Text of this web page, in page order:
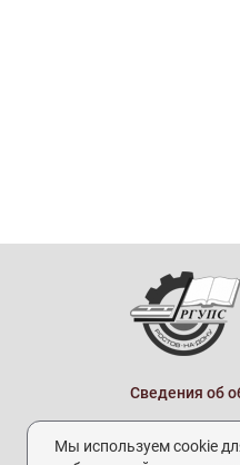
Сведения об
Реквизиты
Электронная
Мы используем cookie